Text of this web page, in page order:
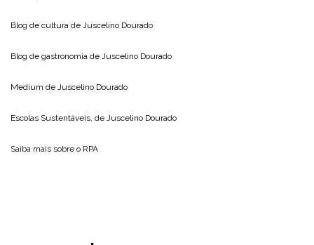
Blog de cultura de Juscelino Dourado
Blog de gastronomia de Juscelino Dourado
Medium de Juscelino Dourado
Escolas Sustentáveis, de Juscelino Dourado
Saiba mais sobre o RPA